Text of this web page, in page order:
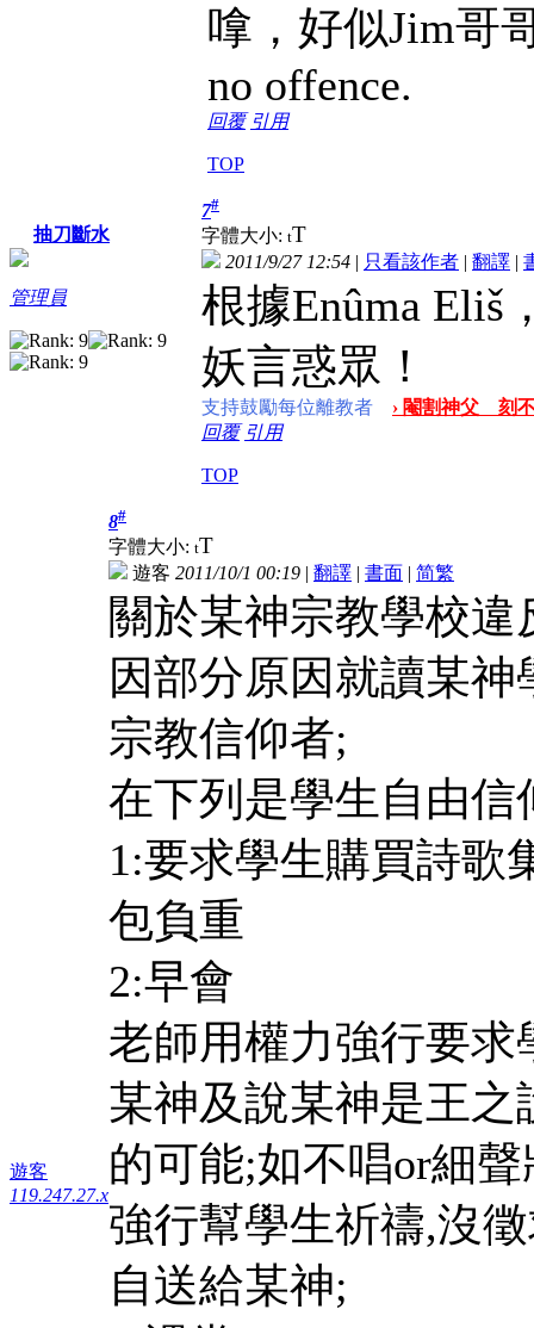
嗱，好似Jim哥
no offence.
回覆 引用
TOP
抽刀斷水
管理員
7#
字體大小: tT
2011/9/27 12:54 | 只看該作者 | 翻譯 |
根據Enûma Eliš
妖言惑眾！
支持鼓勵每位離教者
› 閹割神父 刻
回覆 引用
TOP
遊客
119.247.27.x
8#
字體大小: tT
遊客 2011/10/1 00:19 | 翻譯 | 書面 | 简繁
關於某神宗教學校
因部分原因就讀某
宗教信仰者;
在下列是學生自由
1:要求學生購買詩歌
包負重
2:早會
老師用權力強行要
某神及說某神是王
的可能;如不唱or細
強行幫學生祈禱,沒
自送給某神;